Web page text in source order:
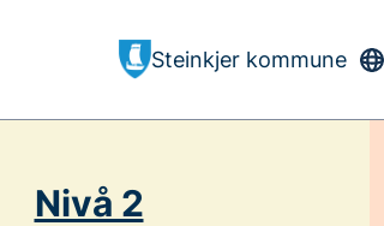
Steinkjer kommune
Nivå 2